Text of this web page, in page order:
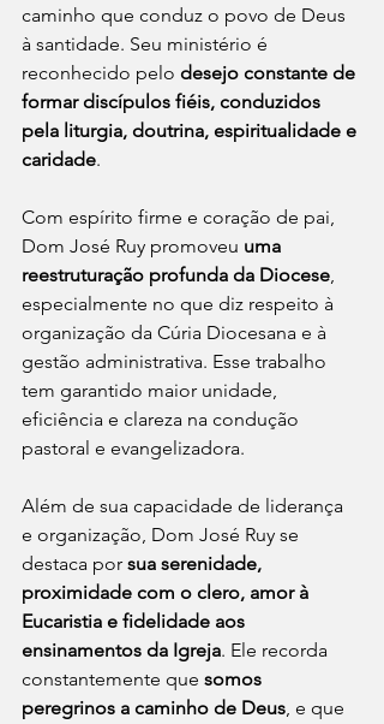
caminho que conduz o povo de Deus
à santidade. Seu ministério é
reconhecido pelo desejo constante de
formar discípulos fiéis, conduzidos
pela liturgia, doutrina, espiritualidade e
caridade.
Com espírito firme e coração de pai,
Dom José Ruy promoveu uma
reestruturação profunda da Diocese,
especialmente no que diz respeito à
organização da Cúria Diocesana e à
gestão administrativa. Esse trabalho
tem garantido maior unidade,
eficiência e clareza na condução
pastoral e evangelizadora.
Além de sua capacidade de liderança
e organização, Dom José Ruy se
destaca por sua serenidade,
proximidade com o clero, amor à
Eucaristia e fidelidade aos
ensinamentos da Igreja. Ele recorda
constantemente que somos
peregrinos a caminho de Deus, e que